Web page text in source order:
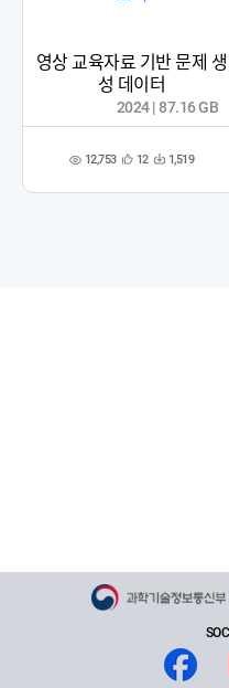
영상 교육자료 기반 문제 생
성 데이터
조 12,753 관
록
12 다 1,519
2024 | 87.16 GB